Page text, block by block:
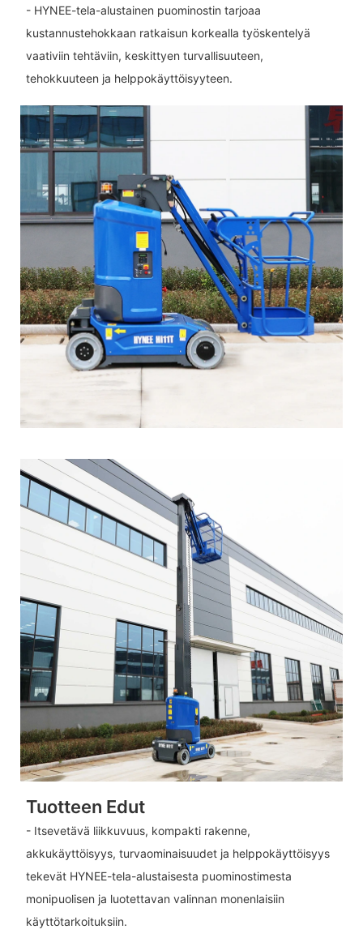
- HYNEE-tela-alustainen puominostin tarjoaa
kustannustehokkaan ratkaisun korkealla työskentelyä
vaativiin tehtäviin, keskittyen turvallisuuteen,
tehokkuuteen ja helppokäyttöisyyteen.
Tuotteen Edut
- Itsevetävä liikkuvuus, kompakti rakenne,
akkukäyttöisyys, turvaominaisuudet ja helppokäyttöisyys
tekevät HYNEE-tela-alustaisesta puominostimesta
monipuolisen ja luotettavan valinnan monenlaisiin
käyttötarkoituksiin.